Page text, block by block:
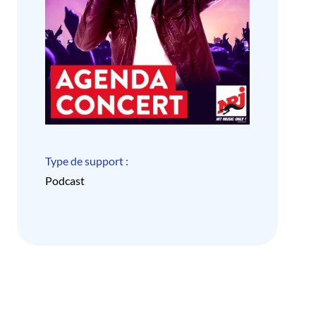
Type de support :
Podcast